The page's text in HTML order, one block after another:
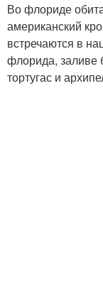
Во флориде
американский
встречаются в
флорида, заливе
тортугас и